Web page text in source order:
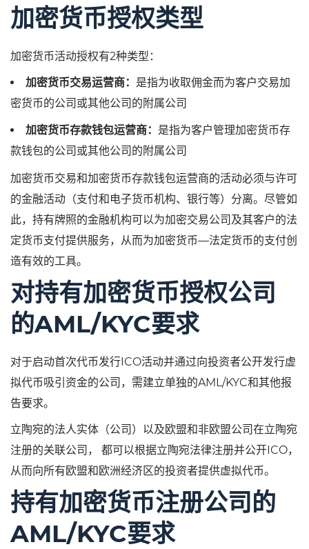
加密货币授权类型
加密货币活动授权有2种类型：
加密货币交易运营商： 是指为收取佣金而为客户交易加
密货币的公司或其他公司的附属公司
加密货币存款钱包运营商： 是指为客户管理加密货币存
款钱包的公司或其他公司的附属公司
加密货币交易和加密货币存款钱包运营商的活动必须与许可
的金融活动（支付和电子货币机构、银行等）分离。尽管如
此，持有牌照的金融机构可以为加密交易公司及其客户的法
定货币支付提供服务，从而为加密货币—法定货币的支付创
造有效的工具。
对持有加密货币授权公司
的AML/KYC要求
对于启动首次代币发行ICO活动并通过向投资者公开发行虚
拟代币吸引资金的公司，需建立单独的AML/KYC和其他报
告要求。
立陶宛的法人实体（公司）以及欧盟和非欧盟公司在立陶宛
注册的关联公司， 都可以根据立陶宛法律注册并公开ICO，
从而向所有欧盟和欧洲经济区的投资者提供虚拟代币。
持有加密货币注册公司的
AML/KYC要求